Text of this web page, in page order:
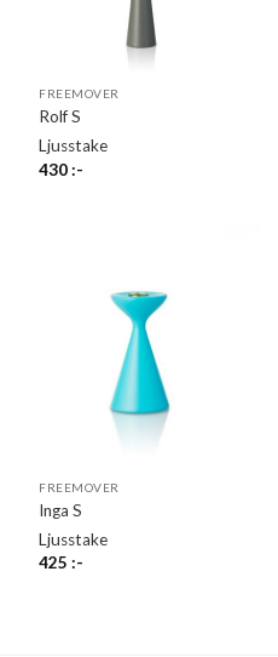
FREEMOVER
Rolf S
Ljusstake
430:-
FREEMOVER
Inga S
Ljusstake
425:-